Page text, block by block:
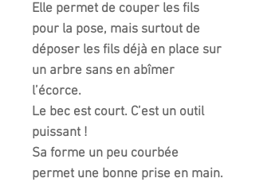
Elle permet de couper les fils
pour la pose, mais surtout de
déposer les fils déjà en place sur
un arbre sans en abîmer
l’écorce.
Le bec est court. C’est un outil
puissant !
Sa forme un peu courbée
permet une bonne prise en main.